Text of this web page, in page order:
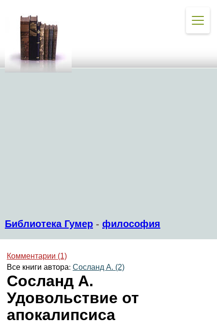
Библиотека Гумер - философия
Комментарии (1)
Все книги автора: Сосланд А. (2)
Сосланд А.
Удовольствие от
апокалипсиса